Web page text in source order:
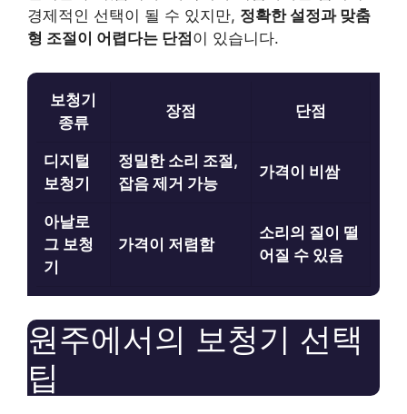
경제적인 선택이 될 수 있지만, 정확한 설정과 맞춤
형 조절이 어렵다는 단점이 있습니다.
보청기
종류
장점 단점
디지털
보청기
정밀한 소리 조절,
잡음 제거 가능
가격이 비쌈
아날로
그 보청
기
가격이 저렴함
소리의 질이 떨
어질 수 있음
원주에서의 보청기 선택
팁